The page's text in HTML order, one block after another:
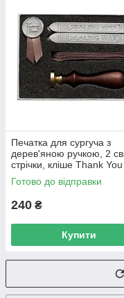
Печатка для сургуча з
дерев'яною ручкою, 2
стрічки, кліше Thank You
Готово до відправки
240 ₴
Купити